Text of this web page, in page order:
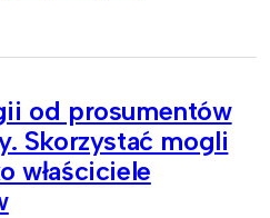
od prosumentów
Skorzystać mogli
właściciele